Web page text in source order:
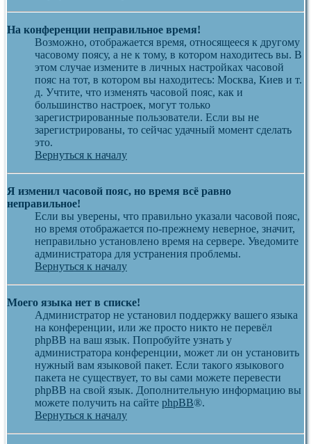
На конференции неправильное время!
Возможно, отображается время, относящееся к другому
часовому поясу, а не к тому, в котором находитесь вы. В
этом случае измените в личных настройках часовой
пояс на тот, в котором вы находитесь: Москва, Киев и т.
д. Учтите, что изменять часовой пояс, как и
большинство настроек, могут только
зарегистрированные пользователи. Если вы не
зарегистрированы, то сейчас удачный момент сделать
это.
Вернуться к началу
Я изменил часовой пояс, но время всё равно
неправильное!
Если вы уверены, что правильно указали часовой пояс,
но время отображается по-прежнему неверное, значит,
неправильно установлено время на сервере. Уведомите
администратора для устранения проблемы.
Вернуться к началу
Моего языка нет в списке!
Администратор не установил поддержку вашего языка
на конференции, или же просто никто не перевёл
phpBB на ваш язык. Попробуйте узнать у
администратора конференции, может ли он установить
нужный вам языковой пакет. Если такого языкового
пакета не существует, то вы сами можете перевести
phpBB на свой язык. Дополнительную информацию вы
можете получить на сайте phpBB®.
Вернуться к началу